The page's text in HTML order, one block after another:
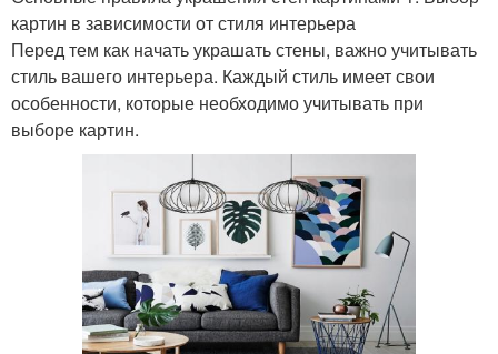
картин в зависимости от стиля интерьера
Перед тем как начать украшать стены, важно учитывать
стиль вашего интерьера. Каждый стиль имеет свои
особенности, которые необходимо учитывать при
выборе картин.